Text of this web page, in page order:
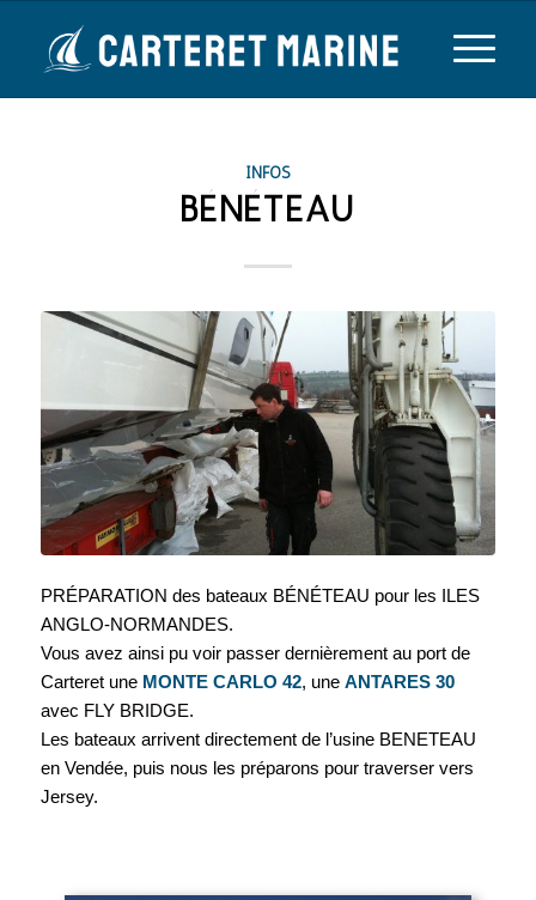
INFOS
BÉNÉTEAU
PRÉPARATION des bateaux BÉNÉTEAU pour les ILES
ANGLO-NORMANDES.
Vous avez ainsi pu voir passer dernièrement au port de
Carteret une MONTE CARLO 42, une ANTARES 30
avec FLY BRIDGE.
Les bateaux arrivent directement de l’usine BENETEAU
en Vendée, puis nous les préparons pour traverser vers
Jersey.